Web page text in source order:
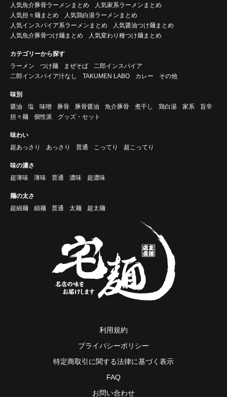
人気魚介豚骨ラーメンまとめ
人気家系ラーメンまとめ
人気担々麺まとめ
人気鶏白湯ラーメンまとめ
人気インスパイア系ラーメンまとめ
人気醤油つけ麺まとめ
人気魚介豚骨つけ麺まとめ
人気変わり種つけ麺まとめ
カテゴリーから探す
ラーメン
つけ麺 まぜそば
二郎インスパイア
二郎インスパイア汁なし
TAKUMEN LABO カレー その他
味別
醤油
塩 味噌 豚骨 豚骨醤油 魚介豚骨 煮干し 鶏白湯 家系
旨辛
担々麺
個性派 グッズ・セット
味わい
超あっさり
あっさり 普通 こってり 超こってり
味の濃さ
超薄味
薄味 普通 濃味 超濃味
麺の太さ
超細麺
細麺 普通 太麺 超太麺
利用規約
プライバシーポリシー
特定商取引に関する法律に基づく表示
FAQ
お問い合わせ